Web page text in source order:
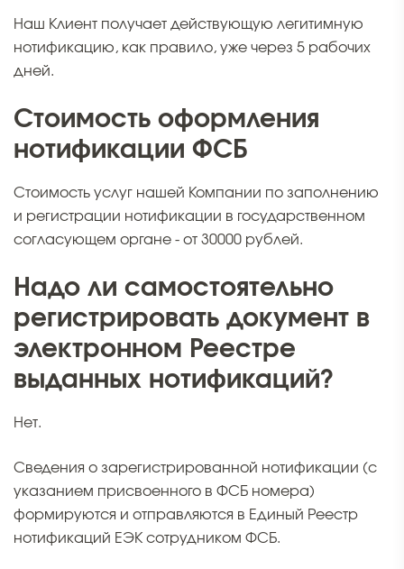
Наш Клиент получает действующую легитимную
нотификацию, как правило, уже через 5 рабочих
дней.
Стоимость оформления
нотификации ФСБ
Стоимость услуг нашей Компании по заполнению
и регистрации нотификации в государственном
согласующем органе - от 30000 рублей.
Надо ли самостоятельно
регистрировать документ в
электронном Реестре
выданных нотификаций?
Нет.
Сведения о зарегистрированной нотификации (с
указанием присвоенного в ФСБ номера)
формируются и отправляются в Единый Реестр
нотификаций ЕЭК сотрудником ФСБ.